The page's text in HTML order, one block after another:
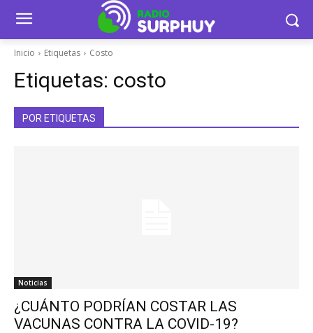
Inicio Etiquetas Costo
Etiquetas: costo
POR ETIQUETAS
Noticias
¿CUÁNTO PODRÍAN COSTAR LAS
VACUNAS CONTRA LA COVID-19?